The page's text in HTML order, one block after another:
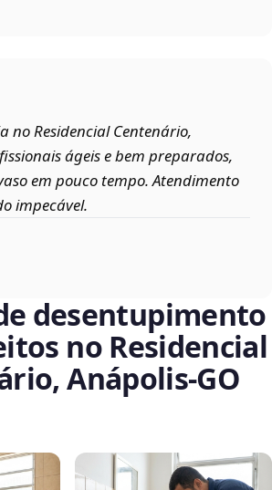
no Residencial Centenário,
ágeis e bem preparados,
em pouco tempo. Atendimento
impecável.
desentupimento
no Residencial
Anápolis‑GO